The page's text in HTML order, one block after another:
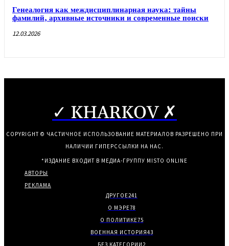
Генеалогия как междисциплинарная наука: тайны
фамилий, архивные источники и современные поиски
12.03.2026
✓ KHARKOV ✗
COPYRIGHT © ЧАСТИЧНОЕ ИСПОЛЬЗОВАНИЕ МАТЕРИАЛОВ РАЗРЕШЕНО ПРИ
НАЛИЧИИ ГИПЕРССЫЛКИ НА НАС.
*ИЗДАНИЕ ВХОДИТ В МЕДИА-ГРУППУ MISTO ONLINE
АВТОРЫ
РЕКЛАМА
ДРУГОЕ241
О МЭРЕ78
О ПОЛИТИКЕ75
ВОЕННАЯ ИСТОРИЯ43
БЕЗ КАТЕГОРИИ2